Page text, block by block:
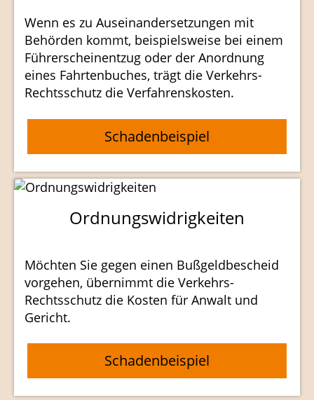
Wenn es zu Auseinandersetzungen mit
Behörden kommt, beispielsweise bei einem
Führerscheinentzug oder der Anordnung
eines Fahrtenbuches, trägt die Verkehrs-
Rechtsschutz die Verfahrenskosten.
Schadenbeispiel
Ordnungswidrigkeiten
Möchten Sie gegen einen Bußgeldbescheid
vorgehen, übernimmt die Verkehrs-
Rechtsschutz die Kosten für Anwalt und
Gericht.
Schadenbeispiel